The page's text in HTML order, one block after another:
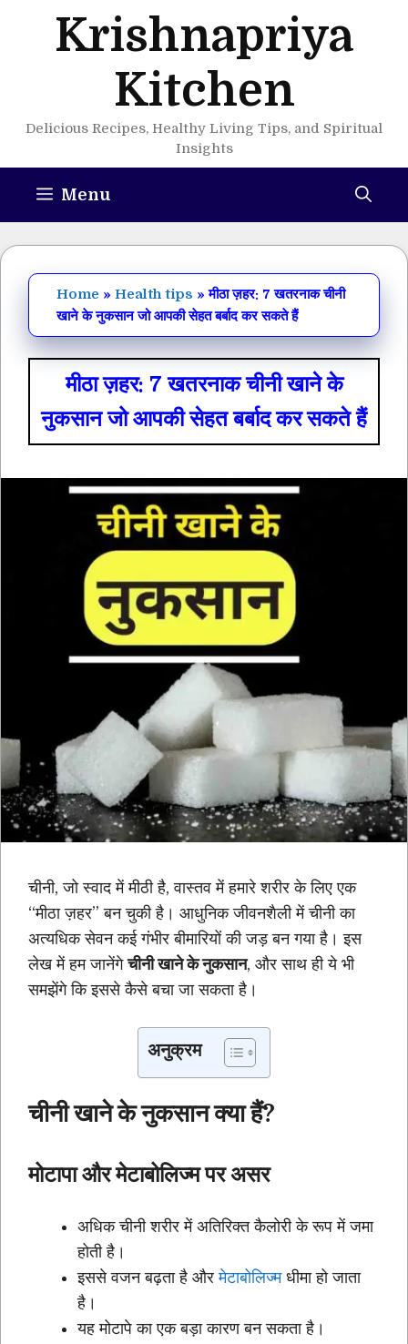
Krishnapriya
Kitchen
Delicious Recipes, Healthy Living Tips, and Spiritual
Insights
Menu
Home » Health tips »मीठा ज़हर: 7 खतरनाक चीनी
खाने के नुकसान जो आपकी सेहत बर्बाद कर सकते हैं
मीठा ज़हर: 7 खतरनाक चीनी खाने के
नुकसान जो आपकी सेहत बर्बाद कर सकते हैं
चीनी, जो स्वाद में मीठी है, वास्तव में हमारे शरीर के लिए एक
“मीठा ज़हर” बन चुकी है। आधुनिक जीवनशैली में चीनी का
अत्यधिक सेवन कई गंभीर बीमारियों की जड़ बन गया है। इस
लेख में हम जानेंगेचीनी खाने के नुकसान, और साथ ही ये भी
समझेंगे कि इससे कैसे बचा जा सकता है।
अनुक्रम
चीनी खाने के नुकसान क्या हैं?
मोटापा और मेटाबोलिज्म पर असर
अधिक चीनी शरीर में अतिरिक्त कैलोरी के रूप में जमा
होती है।
इससे वजन बढ़ता है और मेटाबोलिज्मधीमा हो जाता
है।
यह मोटापे का एक बड़ा कारण बन सकता है।